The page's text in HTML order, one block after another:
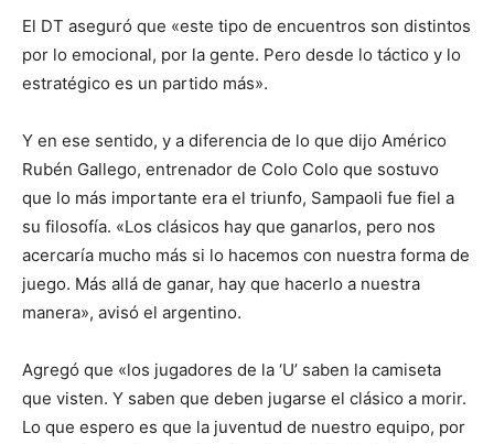
El DT aseguró que «este tipo de encuentros son distintos
por lo emocional, por la gente. Pero desde lo táctico y lo
estratégico es un partido más».
Y en ese sentido, y a diferencia de lo que dijo Américo
Rubén Gallego, entrenador de Colo Colo que sostuvo
que lo más importante era el triunfo, Sampaoli fue fiel a
su filosofía. «Los clásicos hay que ganarlos, pero nos
acercaría mucho más si lo hacemos con nuestra forma de
juego. Más allá de ganar, hay que hacerlo a nuestra
manera», avisó el argentino.
Agregó que «los jugadores de la ‘U’ saben la camiseta
que visten. Y saben que deben jugarse el clásico a morir.
Lo que espero es que la juventud de nuestro equipo, por